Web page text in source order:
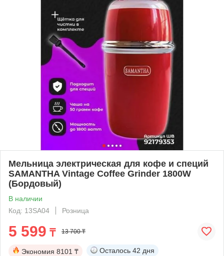
Мельница электрическая для кофе и специй
SAMANTHA Vintage Coffee Grinder 1800W
(Бордовый)
В наличии
Код: 13SA04
Розница
5 599 ₸ 13 700 ₸
Экономия 8101 ₸ Осталось 42 дня